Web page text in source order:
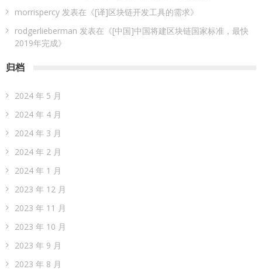
morrispercy 发表在《[译]区块链开发工具的需求》
rodgerlieberman 发表在《[中国]中国将建区块链国家标准，最快
2019年完成》
归档
2024 年 5 月
2024 年 4 月
2024 年 3 月
2024 年 2 月
2024 年 1 月
2023 年 12 月
2023 年 11 月
2023 年 10 月
2023 年 9 月
2023 年 8 月